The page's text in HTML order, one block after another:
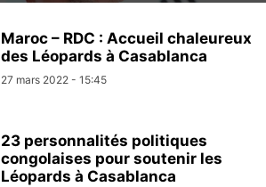
Maroc – RDC : Accueil chaleureux
des Léopards à Casablanca
27 mars 2022 - 15:45
23 personnalités politiques
congolaises pour soutenir les
Léopards à Casablanca